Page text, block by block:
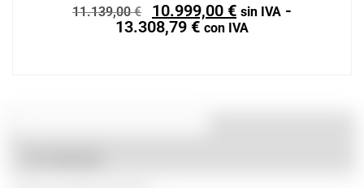
11.139,00€ 10.999,00 € sin IVA -
13.308,79 € con IVA